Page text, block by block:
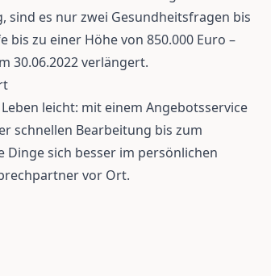
sind es nur zwei Gesundheitsfragen bis
bis zu einer Höhe von 850.000 Euro –
30.06.2022 verlängert.
leicht: mit einem Angebotsservice
schnellen Bearbeitung bis zum
Dinge sich besser im persönlichen
vor Ort.